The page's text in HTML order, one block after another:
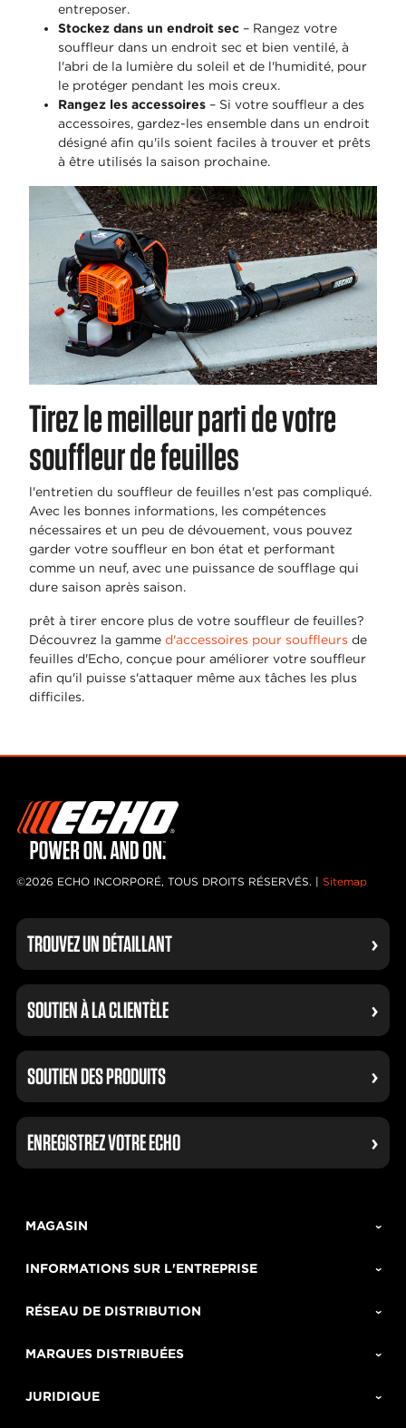
entreposer.
Stockez dans un endroit sec – Rangez votre
souffleur dans un endroit sec et bien ventilé, à
l'abri de la lumière du soleil et de l'humidité, pour
le protéger pendant les mois creux.
Rangez les accessoires – Si votre souffleur a des
accessoires, gardez-les ensemble dans un endroit
désigné afin qu'ils soient faciles à trouver et prêts
à être utilisés la saison prochaine.
Tirez le meilleur parti de votre
souffleur de feuilles
l'entretien du souffleur de feuilles n'est pas compliqué.
Avec les bonnes informations, les compétences
nécessaires et un peu de dévouement, vous pouvez
garder votre souffleur en bon état et performant
comme un neuf, avec une puissance de soufflage qui
dure saison après saison.
prêt à tirer encore plus de votre souffleur de feuilles?
Découvrez la gamme d'accessoires pour souffleurs de
feuilles d'Echo, conçue pour améliorer votre souffleur
afin qu'il puisse s'attaquer même aux tâches les plus
difficiles.
©2026 ECHO INCORPORÉ, TOUS DROITS RÉSERVÉS. | Sitemap
TROUVEZ UN DÉTAILLANT
SOUTIEN À LA CLIENTÈLE
SOUTIEN DES PRODUITS
ENREGISTREZ VOTRE ECHO
MAGASIN
INFORMATIONS SUR L'ENTREPRISE
RÉSEAU DE DISTRIBUTION
MARQUES DISTRIBUÉES
JURIDIQUE